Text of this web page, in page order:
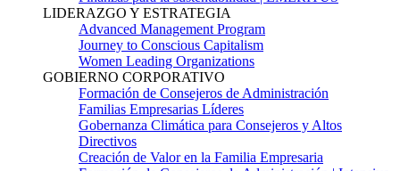
LIDERAZGO Y ESTRATEGIA
Advanced Management Program
Journey to Conscious Capitalism
Women Leading Organizations
GOBIERNO CORPORATIVO
Formación de Consejeros de Administración
Familias Empresarias Líderes
Gobernanza Climática para Consejeros y Altos
Directivos
Creación de Valor en la Familia Empresaria